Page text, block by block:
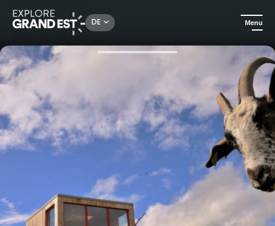
DE Menu
Sehenswertes in der Region Grand Est Erlebnisbauernhof - Die Hütte des Schäfers